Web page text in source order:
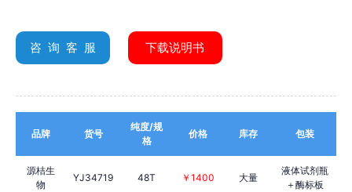
咨 询 客 服 下载说明书
品牌 货号
纯度/规
格
价格 库存 包装
源桔生
物
YJ34719 48T ￥1400 大量
液体试剂瓶
＋酶标板